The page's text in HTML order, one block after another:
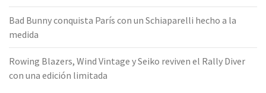
Bad Bunny conquista París con un Schiaparelli hecho a la
medida
Rowing Blazers, Wind Vintage y Seiko reviven el Rally Diver
con una edición limitada